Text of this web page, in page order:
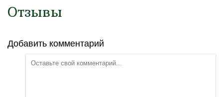
Отзывы
Добавить комментарий